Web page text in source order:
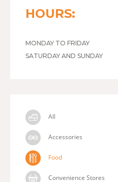
HOURS:
MONDAY TO FRIDAY
SATURDAY AND SUNDAY
All
Accessories
Food
Convenience Stores